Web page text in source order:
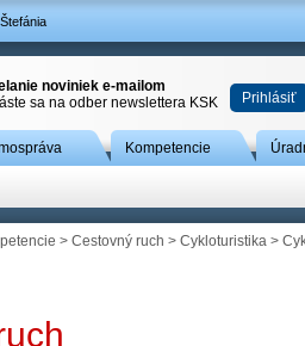
noviniek e-mailom
sa na odber newslettera KSK
Prihlásiť
Kompetencie
> Cestovný ruch > Cykloturistika >